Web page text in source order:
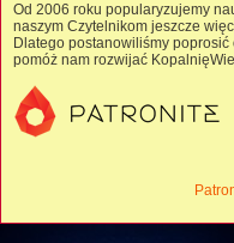
Od 2006 roku popularyzujemy
naszym Czytelnikom jeszcze
Dlatego postanowiliśmy
pomóż nam rozwijać